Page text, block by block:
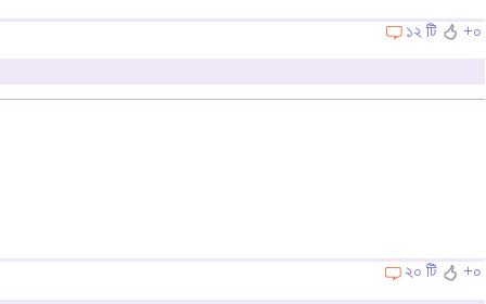
১২ টি +০
২০ টি +০